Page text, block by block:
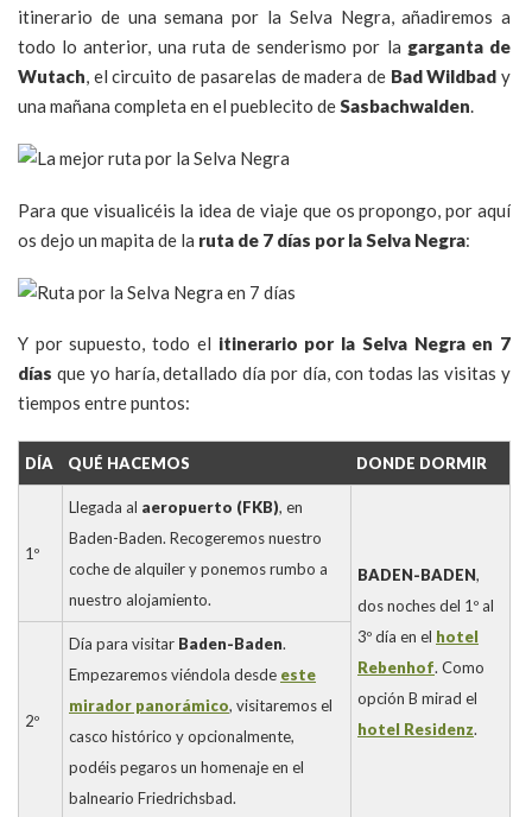
itinerario de una semana por la Selva Negra, añadiremos a
todo lo anterior, una ruta de senderismo por la garganta de
Wutach, el circuito de pasarelas de madera de Bad Wildbad y
una mañana completa en el pueblecito deSasbachwalden.
Para que visualicéis la idea de viaje que os propongo, por aquí
os dejo un mapita de la ruta de 7 días por la Selva Negra:
Y por supuesto, todo el itinerario por la Selva Negra en 7
días que yo haría, detallado día por día, con todas las visitas y
tiempos entre puntos:
DÍA QUÉ HACEMOS DONDE DORMIR
1º
Llegada al aeropuerto (FKB), en
Baden-Baden. Recogeremos nuestro
coche de alquiler y ponemos rumbo a
nuestro alojamiento.
BADEN-BADEN,
dos noches del 1º al
3º día en el hotel
Rebenhof. Como
opción B mirad el
hotel Residenz.
2º
Día para visitar Baden-Baden.
Empezaremos viéndola desde este
mirador panorámico, visitaremos el
casco histórico y opcionalmente,
podéis pegaros un homenaje en el
balneario Friedrichsbad.